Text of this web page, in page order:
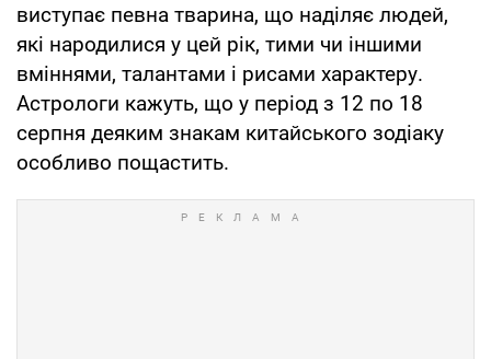
виступає певна тварина, що наділяє людей,
які народилися у цей рік, тими чи іншими
вміннями, талантами і рисами характеру.
Астрологи кажуть, що у період з 12 по 18
серпня деяким знакам китайського зодіаку
особливо пощастить.